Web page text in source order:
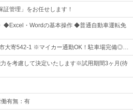
管理」をお任せします！
◆Excel・Wordの基本操作 ◆普通自動車運転免
大寄542-1 ※マイカー通勤OK！駐車場完備◎…
を考慮して決定いたします※試用期間3ヶ月(待
有無：有